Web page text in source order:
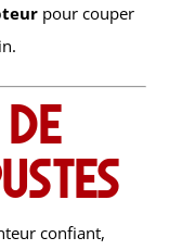
pour couper
confiant,